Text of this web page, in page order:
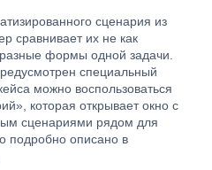
сценария из
сравнивает их не как
формы одной задачи.
специальный
можно воспользоваться
которая открывает окно с
сценариями рядом для
подробно описано в